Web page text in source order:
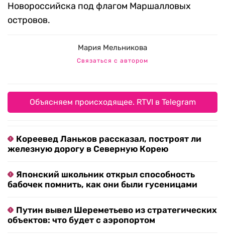
Новороссийска под флагом Маршалловых
островов.
Мария Мельникова
Связаться с автором
Объясняем происходящее. RTVI в Telegram
Кореевед Ланьков рассказал, построят ли
железную дорогу в Северную Корею
Японский школьник открыл способность
бабочек помнить, как они были гусеницами
Путин вывел Шереметьево из стратегических
объектов: что будет с аэропортом